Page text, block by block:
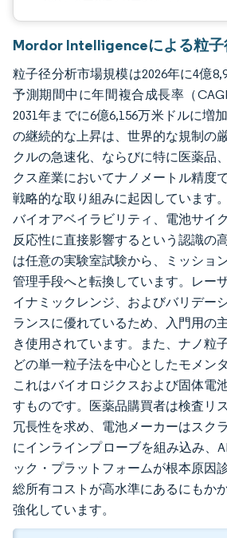
Mordor Intelligenceによる粒
粒子径分析市場規模は2026年に4億
予測期間中に年間複合成長率（
2031年までに6億6,156万米ドルに増
の継続的な上昇は、世界的な規制の
クルの急速化、ならびに特に医薬品
クス産業においてナノメートル精度
戦略的な取り組みに起因しています
バイオアベイラビリティ、電池サイ
反応性に直接影響するという認識の
は任意の実験室試験から、ミッショ
管理手段へと転換しています。レー
イナミックレンジ、およびバリデー
ランスに優れているため、入門用の
き使用されています。また、ナノ粒
どの単一粒子法を中心としたモメン
これはバイオロジクスおよび固体電
すものです。医薬品購買者は検査リ
冗長性を求め、電池メーカーはスク
にインラインプローブを組み込み、
ック・プラットフォームが根本原因
総所有コストが高水準にあるにもか
強化しています。